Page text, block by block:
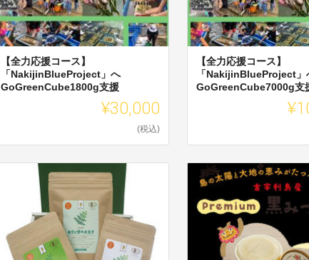
【全力応援コース】
「NakijinBlueProject」へ
GoGreenCube1800g支援
¥30,000
(税込)
【全力応援コース】
「NakijinBlueProject」
GoGreenCube7000g支